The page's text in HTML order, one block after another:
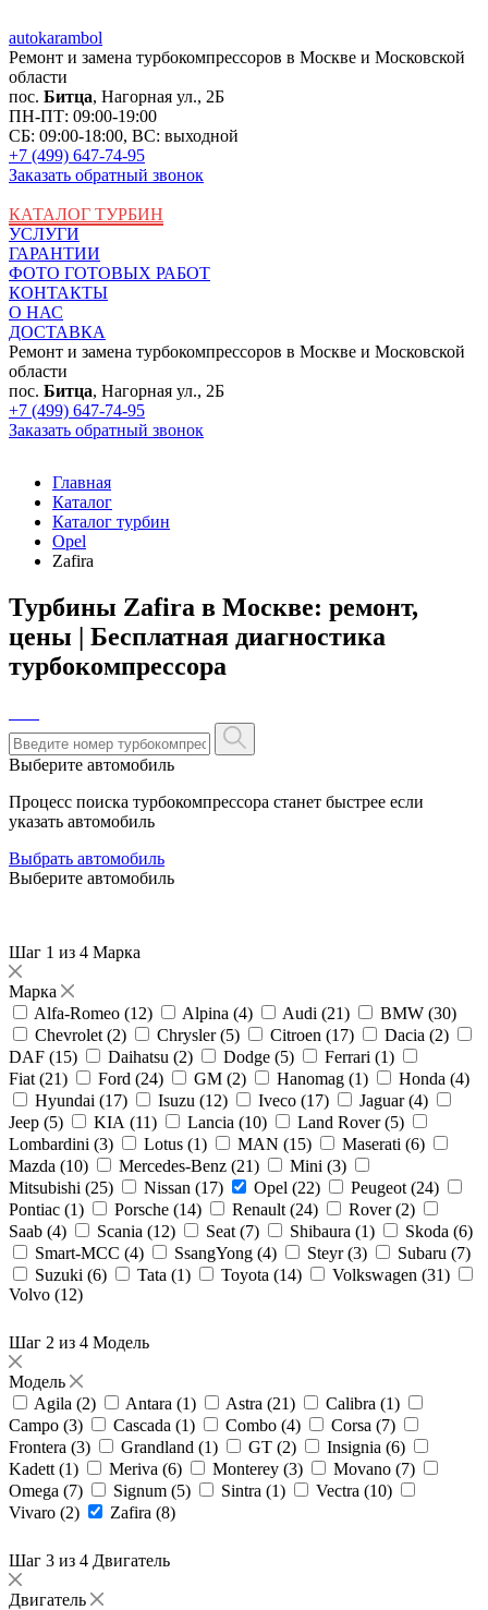
autokarambol
Ремонт и замена турбокомпрессоров в Москве и Московской
области
пос. Битца, Нагорная ул., 2Б
ПН-ПТ: 09:00-19:00
СБ: 09:00-18:00, ВС: выходной
+7 (499) 647-74-95
Заказать обратный звонок
КАТАЛОГ ТУРБИН
УСЛУГИ
ГАРАНТИИ
ФОТО ГОТОВЫХ РАБОТ
КОНТАКТЫ
О НАС
ДОСТАВКА
Ремонт и замена турбокомпрессоров в Москве и Московской
области
пос. Битца, Нагорная ул., 2Б
+7 (499) 647-74-95
Заказать обратный звонок
Главная
Каталог
Каталог турбин
Opel
Zafira
Турбины Zafira в Москве: ремонт,
цены | Бесплатная диагностика
турбокомпрессора
Выберите автомобиль
Процесс поиска турбокомпрессора станет быстрее если
указать автомобиль
Выбрать автомобиль
Выберите автомобиль
Шаг 1 из 4 Марка
Марка
Alfa-Romeo (12) Alpina (4) Audi (21) BMW (30)
Chevrolet (2) Chrysler (5) Citroen (17) Dacia (2)
DAF (15) Daihatsu (2) Dodge (5) Ferrari (1)
Fiat (21) Ford (24) GM (2) Hanomag (1) Honda (4)
Hyundai (17) Isuzu (12) Iveco (17) Jaguar (4)
Jeep (5) KIA (11) Lancia (10) Land Rover (5)
Lombardini (3) Lotus (1) MAN (15) Maserati (6)
Mazda (10) Mercedes-Benz (21) Mini (3)
Mitsubishi (25) Nissan (17) Opel (22) Peugeot (24)
Pontiac (1) Porsche (14) Renault (24) Rover (2)
Saab (4) Scania (12) Seat (7) Shibaura (1) Skoda (6)
Smart-MCC (4) SsangYong (4) Steyr (3) Subaru (7)
Suzuki (6) Tata (1) Toyota (14) Volkswagen (31)
Volvo (12)
Шаг 2 из 4 Модель
Модель
Agila (2) Antara (1) Astra (21) Calibra (1)
Campo (3) Cascada (1) Combo (4) Corsa (7)
Frontera (3) Grandland (1) GT (2) Insignia (6)
Kadett (1) Meriva (6) Monterey (3) Movano (7)
Omega (7) Signum (5) Sintra (1) Vectra (10)
Vivaro (2) Zafira (8)
Шаг 3 из 4 Двигатель
Двигатель